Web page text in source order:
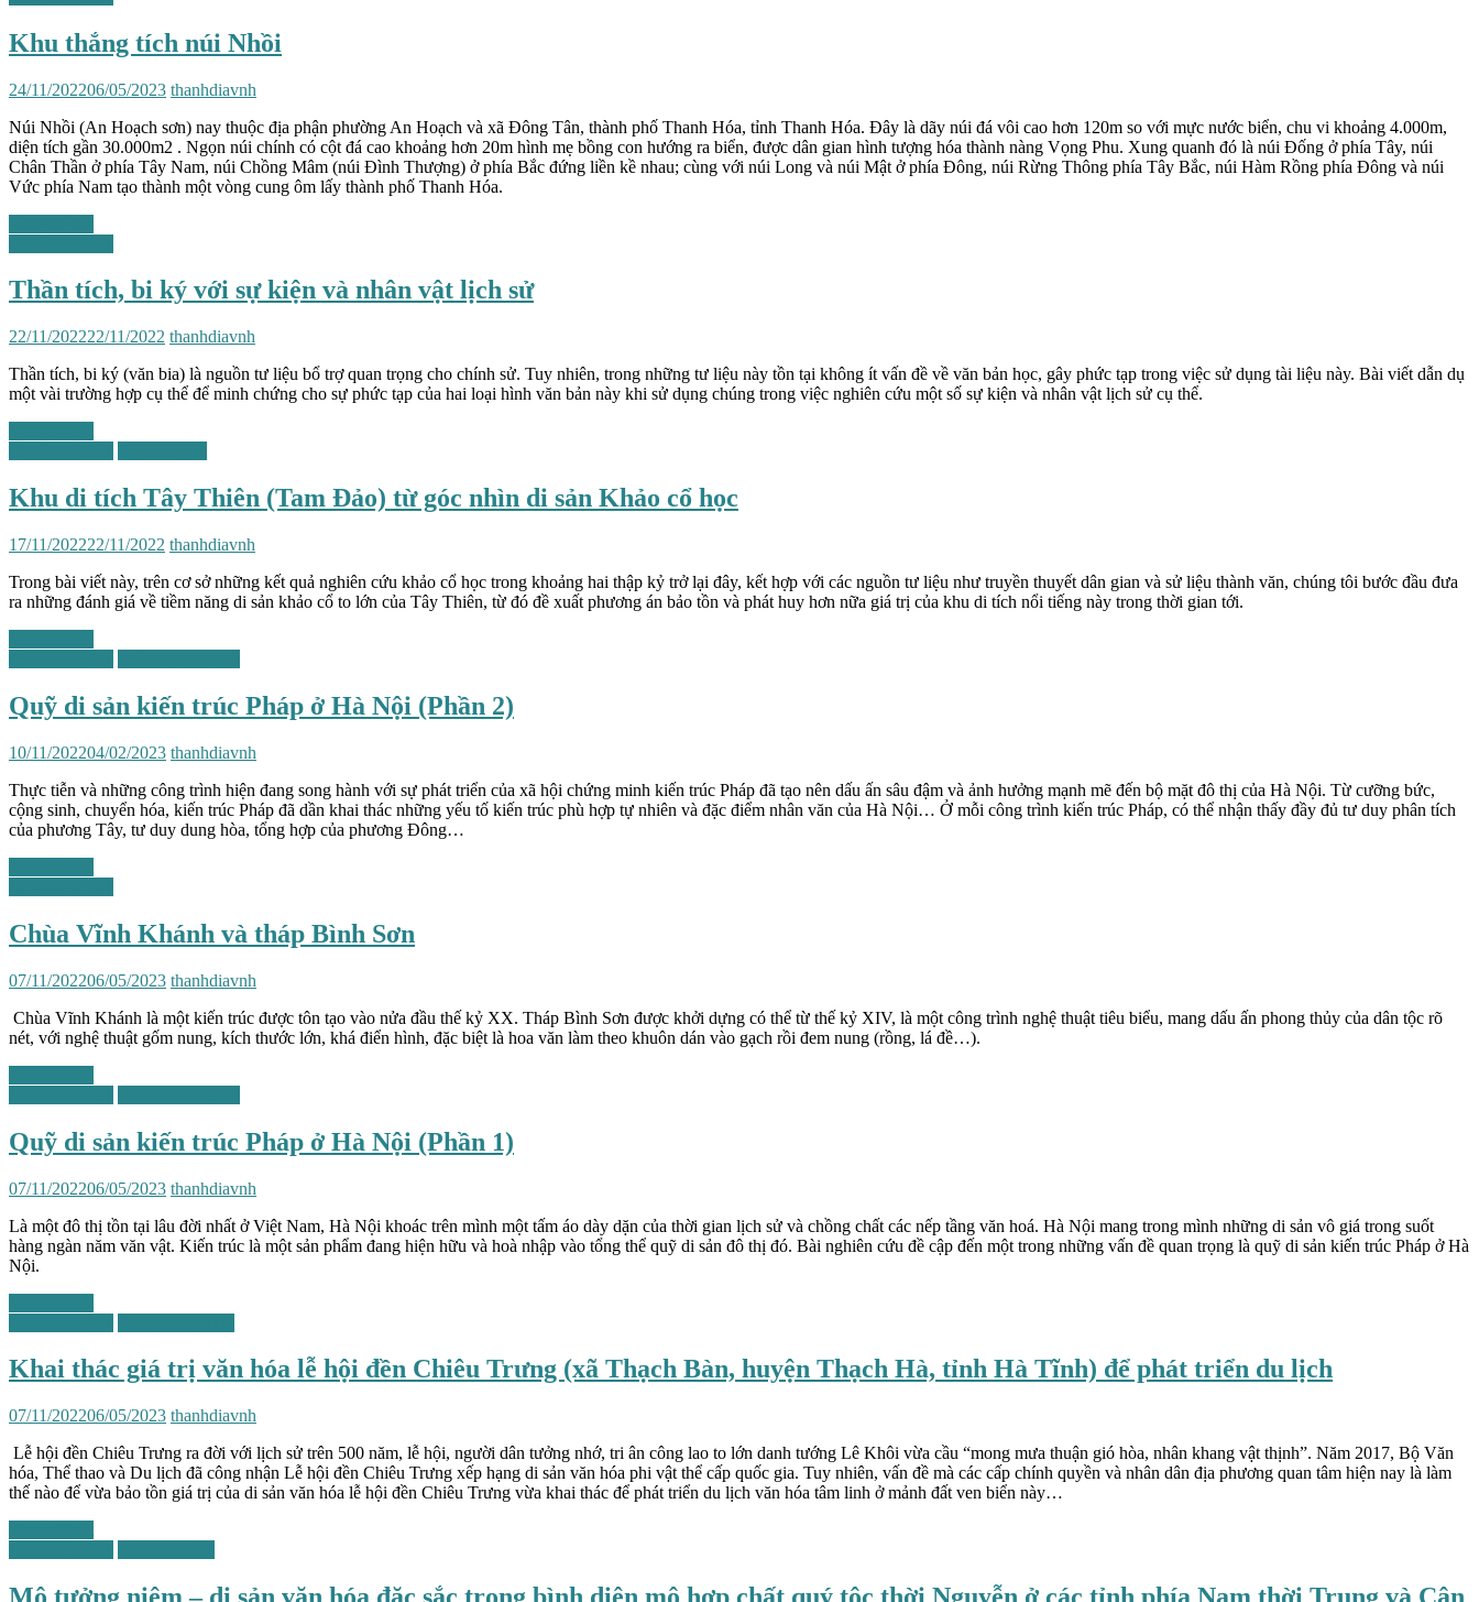
Khu thắng tích núi Nhồi
24/11/202206/05/2023 thanhdiavnh
Núi Nhồi (An Hoạch sơn) nay thuộc địa phận phường An Hoạch và xã Đông Tân, thành phố Thanh Hóa, tỉnh Thanh Hóa. Đây là dãy núi đá vôi cao hơn 120m so với mực nước biển, chu vi khoảng 4.000m,
diện tích gần 30.000m2 . Ngọn núi chính có cột đá cao khoảng hơn 20m hình mẹ bồng con hướng ra biển, được dân gian hình tượng hóa thành nàng Vọng Phu. Xung quanh đó là núi Đống ở phía Tây, núi
Chân Thần ở phía Tây Nam, núi Chồng Mâm (núi Đình Thượng) ở phía Bắc đứng liền kề nhau; cùng với núi Long và núi Mật ở phía Đông, núi Rừng Thông phía Tây Bắc, núi Hàm Rồng phía Đông và núi
Vức phía Nam tạo thành một vòng cung ôm lấy thành phố Thanh Hóa.
Thần tích, bi ký với sự kiện và nhân vật lịch sử
22/11/202222/11/2022 thanhdiavnh
Thần tích, bi ký (văn bia) là nguồn tư liệu bổ trợ quan trọng cho chính sử. Tuy nhiên, trong những tư liệu này tồn tại không ít vấn đề về văn bản học, gây phức tạp trong việc sử dụng tài liệu này. Bài viết dẫn dụ
một vài trường hợp cụ thể để minh chứng cho sự phức tạp của hai loại hình văn bản này khi sử dụng chúng trong việc nghiên cứu một số sự kiện và nhân vật lịch sử cụ thể.
Khu di tích Tây Thiên (Tam Đảo) từ góc nhìn di sản Khảo cổ học
17/11/202222/11/2022 thanhdiavnh
Trong bài viết này, trên cơ sở những kết quả nghiên cứu khảo cổ học trong khoảng hai thập kỷ trở lại đây, kết hợp với các nguồn tư liệu như truyền thuyết dân gian và sử liệu thành văn, chúng tôi bước đầu đưa
ra những đánh giá về tiềm năng di sản khảo cổ to lớn của Tây Thiên, từ đó đề xuất phương án bảo tồn và phát huy hơn nữa giá trị của khu di tích nổi tiếng này trong thời gian tới.
Quỹ di sản kiến trúc Pháp ở Hà Nội (Phần 2)
10/11/202204/02/2023 thanhdiavnh
Thực tiễn và những công trình hiện đang song hành với sự phát triển của xã hội chứng minh kiến trúc Pháp đã tạo nên dấu ấn sâu đậm và ảnh hưởng mạnh mẽ đến bộ mặt đô thị của Hà Nội. Từ cưỡng bức,
cộng sinh, chuyển hóa, kiến trúc Pháp đã dần khai thác những yếu tố kiến trúc phù hợp tự nhiên và đặc điểm nhân văn của Hà Nội… Ở mỗi công trình kiến trúc Pháp, có thể nhận thấy đầy đủ tư duy phân tích
của phương Tây, tư duy dung hòa, tổng hợp của phương Đông…
Chùa Vĩnh Khánh và tháp Bình Sơn
07/11/202206/05/2023 thanhdiavnh
Chùa Vĩnh Khánh là một kiến trúc được tôn tạo vào nửa đầu thế kỷ XX. Tháp Bình Sơn được khởi dựng có thể từ thế kỷ XIV, là một công trình nghệ thuật tiêu biểu, mang dấu ấn phong thủy của dân tộc rõ
nét, với nghệ thuật gốm nung, kích thước lớn, khá điển hình, đặc biệt là hoa văn làm theo khuôn dán vào gạch rồi đem nung (rồng, lá đề…).
Quỹ di sản kiến trúc Pháp ở Hà Nội (Phần 1)
07/11/202206/05/2023 thanhdiavnh
Là một đô thị tồn tại lâu đời nhất ở Việt Nam, Hà Nội khoác trên mình một tấm áo dày dặn của thời gian lịch sử và chồng chất các nếp tầng văn hoá. Hà Nội mang trong mình những di sản vô giá trong suốt
hàng ngàn năm văn vật. Kiến trúc là một sản phẩm đang hiện hữu và hoà nhập vào tổng thể quỹ di sản đô thị đó. Bài nghiên cứu đề cập đến một trong những vấn đề quan trọng là quỹ di sản kiến trúc Pháp ở Hà
Nội.
Khai thác giá trị văn hóa lễ hội đền Chiêu Trưng (xã Thạch Bàn, huyện Thạch Hà, tỉnh Hà Tĩnh) để phát triển du lịch
07/11/202206/05/2023 thanhdiavnh
Lễ hội đền Chiêu Trưng ra đời với lịch sử trên 500 năm, lễ hội, người dân tưởng nhớ, tri ân công lao to lớn danh tướng Lê Khôi vừa cầu “mong mưa thuận gió hòa, nhân khang vật thịnh”. Năm 2017, Bộ Văn
hóa, Thể thao và Du lịch đã công nhận Lễ hội đền Chiêu Trưng xếp hạng di sản văn hóa phi vật thể cấp quốc gia. Tuy nhiên, vấn đề mà các cấp chính quyền và nhân dân địa phương quan tâm hiện nay là làm
thế nào để vừa bảo tồn giá trị của di sản văn hóa lễ hội đền Chiêu Trưng vừa khai thác để phát triển du lịch văn hóa tâm linh ở mảnh đất ven biển này…